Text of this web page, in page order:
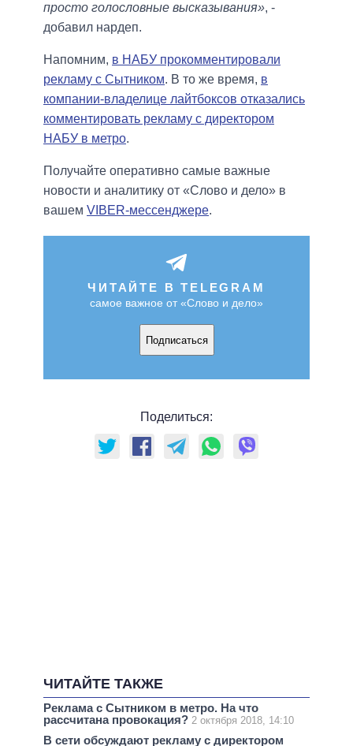
просто голословные высказывания», -
добавил нардеп.
Напомним, в НАБУ прокомментировали
рекламу с Сытником. В то же время, в
компании-владелице лайтбоксов отказались
комментировать рекламу с директором
НАБУ в метро.
Получайте оперативно самые важные
новости и аналитику от «Слово и дело» в
вашем VIBER-мессенджере.
ЧИТАЙТЕ В TELEGRAM
самое важное от «Слово и дело»
Подписаться
Поделиться:
ЧИТАЙТЕ ТАКЖЕ
Реклама с Сытником в метро. На что
рассчитана провокация? 2 октября 2018, 14:10
В сети обсуждают рекламу с директором